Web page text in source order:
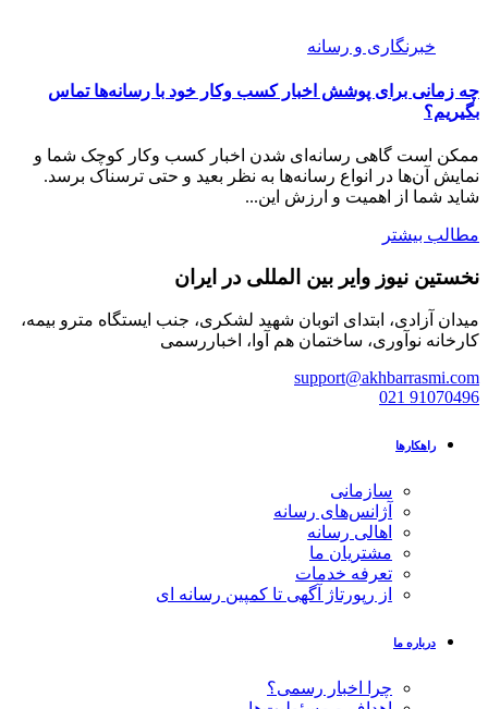
خبرنگاری و رسانه
چه زمانی برای پوشش اخبار کسب وکار خود با رسانه‌ها تماس
بگیریم؟
ممکن است گاهی رسانه‌ای شدن اخبار کسب وکار کوچک شما و
نمایش آن‌ها در انواع رسانه‌ها به نظر بعید و حتی ترسناک برسد.
شاید شما از اهمیت و ارزش این...
مطالب بیشتر
نخستین نیوز وایر بین المللی در ایران
میدان آزادی، ابتدای اتوبان شهید لشکری، جنب ایستگاه مترو بیمه،
کارخانه نوآوری، ساختمان هم آوا، اخباررسمی
support@akhbarrasmi.com
021 91070496
راهکارها
سازمانی
آژانس‌های رسانه
اهالی رسانه
مشتریان ما
تعرفه خدمات
از رپورتاژ آگهی تا کمپین رسانه ای
درباره ما
چرا اخبار رسمی؟